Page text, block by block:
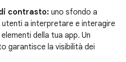
contrasto: uno sfondo a
a interpretare e interagire
della tua app. Un
garantisce la visibilità dei